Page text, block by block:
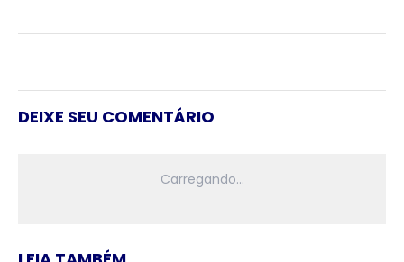
DEIXE SEU COMENTÁRIO